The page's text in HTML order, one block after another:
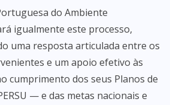
do Ambiente
igualmente este processo,
uma resposta articulada entre os
e um apoio efetivo às
cumprimento dos seus Planos de
— e das metas nacionais e